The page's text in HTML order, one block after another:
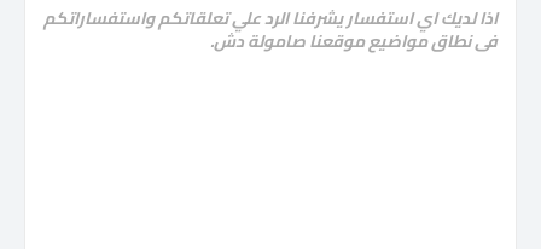
اذا لديك اي استفسار يشرفنا الرد علي تعلقاتكم واستفساراتكم
فى نطاق مواضيع موقعنا صامولة دش.